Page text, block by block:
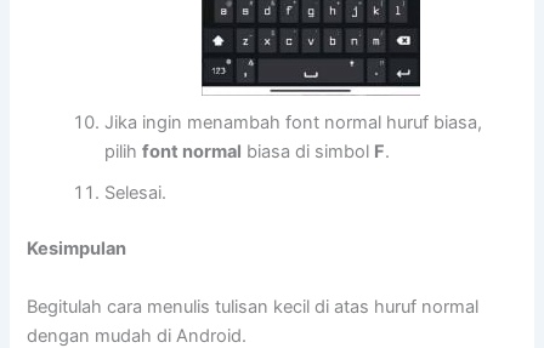
Jika ingin menambah font normal huruf biasa,
pilihfont normal biasa di simbol F.
Selesai.
Kesimpulan
Begitulah cara menulis tulisan kecil di atas huruf normal
dengan mudah di Android.